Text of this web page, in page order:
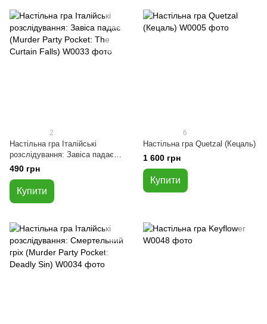
2
Настільна гра Італійські
розслідування: Завіса падає
(Murder Party Pocket: The
Curtain Falls)
490 грн
Купити
6
Настільна гра Quetzal (Кецаль)
1 600 грн
Купити